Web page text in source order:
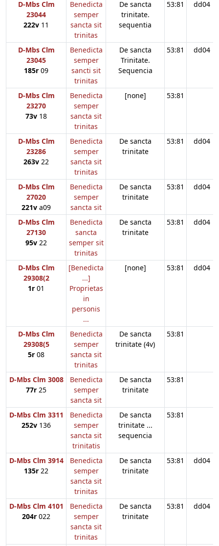
D-Mbs Clm
23044
222v 11
Benedicta
semper
sancta sit
trinitas
De sancta
trinitate.
sequentia
53:81 dd04
D-Mbs Clm
23045
185r 09
Benedicta
semper
sancti sit
trinitas
De sancta
Trinitate.
Sequencia
53:81 dd04
D-Mbs Clm
23270
73v 18
Benedicta
semper
sancta sit
trinitas
[none] 53:81
D-Mbs Clm
23286
263v 22
Benedicta
semper
sancta sit
trinitas
De sancta
trinitate
53:81 dd04
D-Mbs Clm
27020
221v a09
Benedicta
semper
sancta sit
De sancta
trinitate
53:81 dd04
D-Mbs Clm
27130
95v 22
Benedicta
sancta
semper sit
trinitas
De sancta
trinitate
53:81 dd04
D-Mbs Clm
29308(2
1r 01
[Benedicta
...]
Proprietas
in
personis
...
[none] 53:81 dd04
D-Mbs Clm
29308(5
5r 08
Benedicta
semper
sancta sit
trinitas
De sancta
trinitate (4v)
53:81
D-Mbs Clm 3008
77r 25
Benedicta
semper
sancta sit
De sancta
trinitate
53:81
D-Mbs Clm 3311
252v 136
Benedicta
semper
sancta sit
trinitatis
De sancta
trinitate ...
sequencia
53:81
D-Mbs Clm 3914
135r 22
Benedicta
semper
sancta sit
trinitas
De sancta
trinitate
53:81 dd04
D-Mbs Clm 4101
204r 022
Benedicta
semper
sancta sit
trinitas
De sancta
trinitate
53:81 dd04